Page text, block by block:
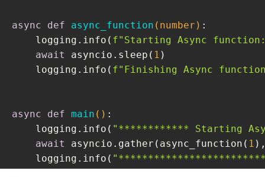
async def async_function (number) :
    logging.info(
f"Starting Async
await
asyncio.sleep( 1 )
    logging.info(
f"Finishing Async
async def main () :
    logging.info(
"************ Starting
await
asyncio.gather(async_function( 1
    logging.info(